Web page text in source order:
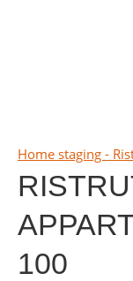
Home staging -
100